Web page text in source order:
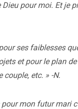
pour moi. Et je
ses faiblesses
et pour le plan
etc. » -N.
mon futur mari